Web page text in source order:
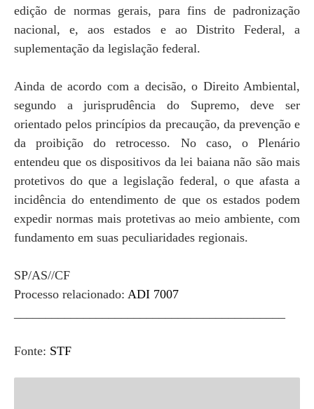
edição de normas gerais, para fins de padronização
nacional, e, aos estados e ao Distrito Federal, a
suplementação da legislação federal.
Ainda de acordo com a decisão, o Direito Ambiental,
segundo a jurisprudência do Supremo, deve ser
orientado pelos princípios da precaução, da prevenção e
da proibição do retrocesso. No caso, o Plenário
entendeu que os dispositivos da lei baiana não são mais
protetivos do que a legislação federal, o que afasta a
incidência do entendimento de que os estados podem
expedir normas mais protetivas ao meio ambiente, com
fundamento em suas peculiaridades regionais.
SP/AS//CF
Processo relacionado: ADI 7007
Fonte: STF